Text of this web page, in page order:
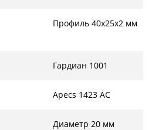
Профиль 40х25х2 мм
Гардиан 1001
Apecs 1423 AC
Диаметр 20 мм